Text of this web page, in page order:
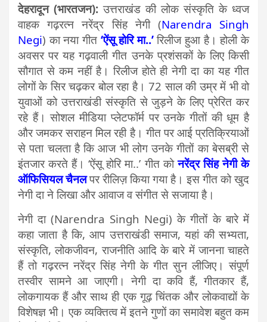
देहरादून (भारतजन): उत्तराखंड की लोक संस्कृति के ध्वज
वाहक गढ़रत्न नरेंद्र सिंह नेगी (Narendra Singh
Negi) का नया गीत ‘ऐंसू होरि मा..’रिलीज हुआ है। होली के
अवसर पर यह गढ़वाली गीत उनके प्रशंसकों के लिए किसी
सौगात से कम नहीं है। रिलीज होते ही नेगी दा का यह गीत
लोगों के सिर चढ़कर बोल रहा है। 72 साल की उम्र में भी वो
युवाओं को उत्तराखंडी संस्कृति से जुड़ने के लिए प्रेरित कर
रहे हैं। सोशल मीडिया प्लेटफॉर्म पर उनके गीतों की धूम है
और जमकर सराहन मिल रही है। गीत पर आई प्रतिक्रियाओं
से पता चलता है कि आज भी लोग उनके गीतों का बेसब्री से
इंतजार करते हैं। ‘ऐंसू होरि मा..’ गीत कोनरेंद्र सिंह नेगी के
ऑफिसियल चैनल पर रीलिज़ किया गया है। इस गीत को खुद
नेगी दा ने लिखा और आवाज व संगीत से सजाया है।
नेगी दा (Narendra Singh Negi) के गीतों के बारे में
कहा जाता है कि, आप उत्तराखंडी समाज, यहां की सभ्यता,
संस्कृति, लोकजीवन, राजनीति आदि के बारे में जानना चाहते
हैं तो गढ़रत्न नरेंद्र सिंह नेगी के गीत सुन लीजिए। संपूर्ण
तस्वीर सामने आ जाएगी। नेगी दा कवि हैं, गीतकार हैं,
लोकगायक हैं और साथ ही एक गूढ़ चिंतक और लोकवाद्यों के
विशेषज्ञ भी। एक व्यक्तित्व में इतने गुणों का समावेश बहुत कम